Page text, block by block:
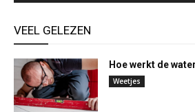
VEEL GELEZEN
Hoe werkt de
Weetjes